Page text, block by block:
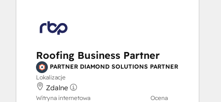
Roofing Business Partner
PARTNER DIAMOND SOLUTIONS PARTNER
Lokalizacje
Zdalne
Witryna internetowa Ocena